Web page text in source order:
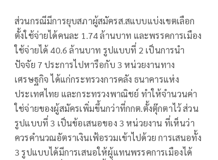
ส่วนกรณีมีการยุบสภาผู้สมัครส.สแบบแบ่งเขตเลือก
ตั้งใช้จ่ายได้คนละ 1.74 ล้านบาท และพรรคการเมือง
ใช้จ่ายได้ 40.6 ล้านบาท รูปแบบที่ 2 เป็นการนำ
ปัจจัย 7 ประการไปหารือกับ 3 หน่วยงานทาง
เศรษฐกิจ ได้แก่กระทรวงการคลัง ธนาคารแห่ง
ประเทศไทย และกระทรวงพาณิชย์ ทำให้จำนวนค่า
ใช่จ่ายของผู้สมัครเพิ่มขึ้นกว่าที่กกต.ตั้งตุ๊กตาไว้ ส่วน
รูปแบบที่ 3 เป็นข้อเสนอของ 3 หน่วยงาน ที่เห็นว่า
ควรคำนวณอัตราเงินเฟ้อรวมเข้าไปด้วย การเสนอทั้ง
3 รูปแบบได้มีการเสนอให้ผู้แทนพรรคการเมืองได้